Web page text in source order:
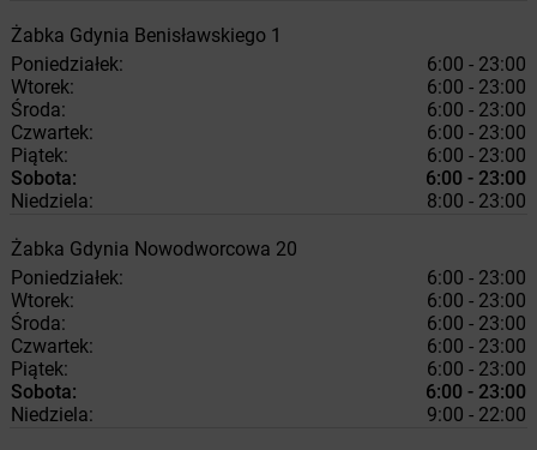
Żabka Gdynia Benisławskiego 1
Poniedziałek:
6:00 - 23:00
Wtorek:
6:00 - 23:00
Środa:
6:00 - 23:00
Czwartek:
6:00 - 23:00
Piątek:
6:00 - 23:00
Sobota:
6:00 - 23:00
Niedziela:
8:00 - 23:00
Żabka Gdynia Nowodworcowa 20
Poniedziałek:
6:00 - 23:00
Wtorek:
6:00 - 23:00
Środa:
6:00 - 23:00
Czwartek:
6:00 - 23:00
Piątek:
6:00 - 23:00
Sobota:
6:00 - 23:00
Niedziela:
9:00 - 22:00